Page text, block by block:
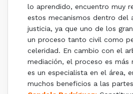
lo aprendido, encuentro muy
estos mecanismos dentro del
justicia, ya que uno de los
un proceso tanto civil como
celeridad. En cambio con el
mediación, el proceso es más
es un especialista en el área,
muchos beneficios a las